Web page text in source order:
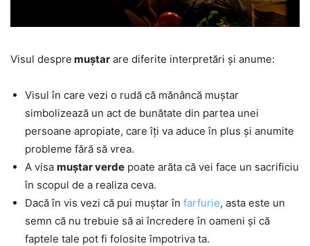
Visul despre muștar are diferite interpretări și anume:
Visul în care vezi o rudă că mănâncă muștar
simbolizează un act de bunătate din partea unei
persoane apropiate, care îți va aduce în plus și anumite
probleme fără să vrea.
A visa muștar verde poate arăta că vei face un sacrificiu
în scopul de a realiza ceva.
Dacă în vis vezi că pui muștar în farfurie, asta este un
semn că nu trebuie să ai încredere în oameni și că
faptele tale pot fi folosite împotriva ta.